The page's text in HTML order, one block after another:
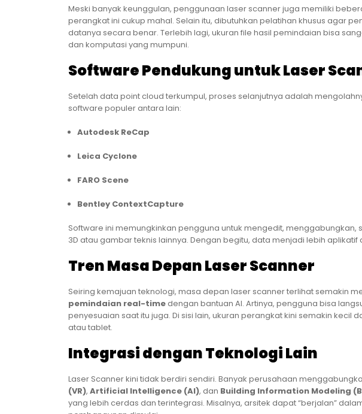
Meski banyak keunggulan, penggunaan laser scanner juga memiliki
perangkat ini cukup mahal. Selain itu, dibutuhkan pelatihan khusus agar
datanya secara benar. Terlebih lagi, ukuran file hasil pemindaian bisa
dan komputasi yang mumpuni.
Software Pendukung untuk Laser
Setelah data point cloud terkumpul, proses selanjutnya adalah
software populer antara lain:
Autodesk ReCap
Leica Cyclone
FARO Scene
Bentley ContextCapture
Software ini memungkinkan pengguna untuk mengedit,
3D atau gambar teknis lainnya. Dengan begitu, data menjadi lebih
Tren Masa Depan Laser Scanner
Seiring kemajuan teknologi, masa depan laser scanner terlihat semakin
pemindaian real-timedengan bantuan AI. Artinya, pengguna bisa
penyesuaian saat itu juga. Di sisi lain, ukuran perangkat kini semakin kecil
atau tablet.
Integrasi dengan Teknologi Lain
Laser Scanner kini tidak berdiri sendiri. Banyak perusahaan
(VR), Artificial Intelligence (AI), dan Building Information Modeling
yang lebih cerdas dan terintegrasi. Misalnya, arsitek dapat “berjalan”